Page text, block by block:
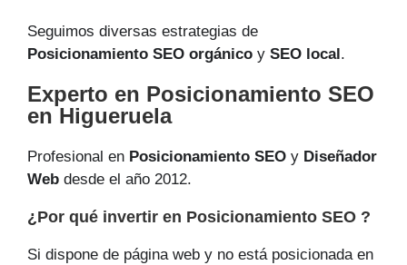
Seguimos diversas estrategias de
Posicionamiento SEO orgánico y SEO local .
Experto en Posicionamiento SEO
en Higueruela
Profesional en Posicionamiento SEO y Diseñador
Web desde el año 2012.
¿Por qué invertir en Posicionamiento SEO ?
Si dispone de página web y no está posicionada en